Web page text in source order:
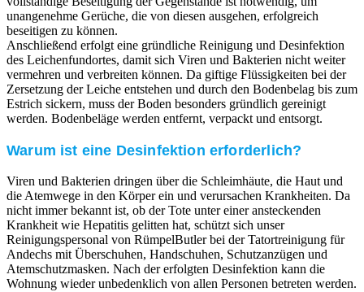
unangenehme Gerüche, die von diesen ausgehen, erfolgreich
beseitigen zu können.
Anschließend erfolgt eine gründliche Reinigung und Desinfektion
des Leichenfundortes, damit sich Viren und Bakterien nicht weiter
vermehren und verbreiten können. Da giftige Flüssigkeiten bei der
Zersetzung der Leiche entstehen und durch den Bodenbelag bis zum
Estrich sickern, muss der Boden besonders gründlich gereinigt
werden. Bodenbeläge werden entfernt, verpackt und entsorgt.
Warum ist eine Desinfektion erforderlich?
Viren und Bakterien dringen über die Schleimhäute, die Haut und
die Atemwege in den Körper ein und verursachen Krankheiten. Da
nicht immer bekannt ist, ob der Tote unter einer ansteckenden
Krankheit wie Hepatitis gelitten hat, schützt sich unser
Reinigungspersonal von RümpelButler bei der Tatortreinigung für
Andechs mit Überschuhen, Handschuhen, Schutzanzügen und
Atemschutzmasken. Nach der erfolgten Desinfektion kann die
Wohnung wieder unbedenklich von allen Personen betreten werden.